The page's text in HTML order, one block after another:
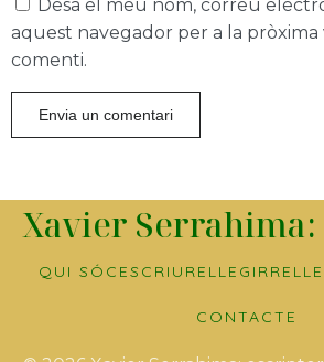
Desa el meu nom, correu
aquest navegador per a la
comenti.
Xavier
QUI SÓC ESCRIURE LLEGIR
CONTACTE